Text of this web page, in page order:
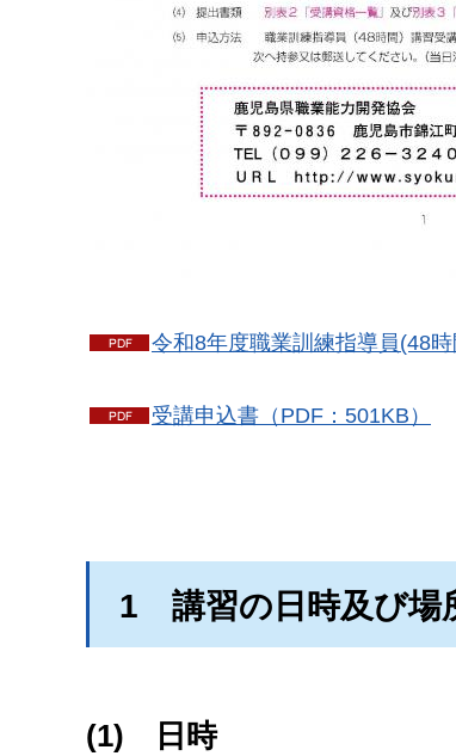
令和8年度職業訓練指導員(48
受講申込書（PDF：501KB）
1 講習の日時及び場
(1) 日時